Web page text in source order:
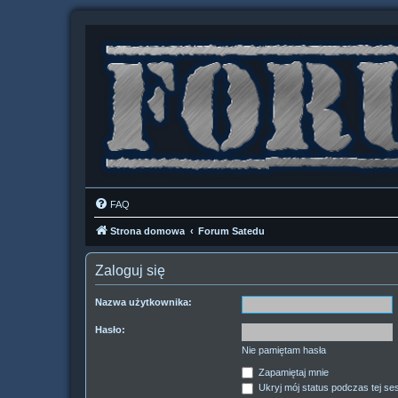
FAQ
Strona domowa Forum Satedu
Zaloguj się
Nazwa użytkownika:
Hasło:
Nie pamiętam hasła
Zapamiętaj mnie
Ukryj mój status podczas tej